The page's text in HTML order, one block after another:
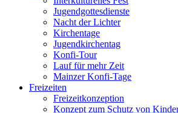
Jugendgottesdienste
Nacht der Lichter
Kirchentage
Jugendkirchentag
Konfi-Tour
Lauf für mehr Zeit
Mainzer Konfi-Tage
Freizeiten
Freizeitkonzeption
Konzept zum Schutz von